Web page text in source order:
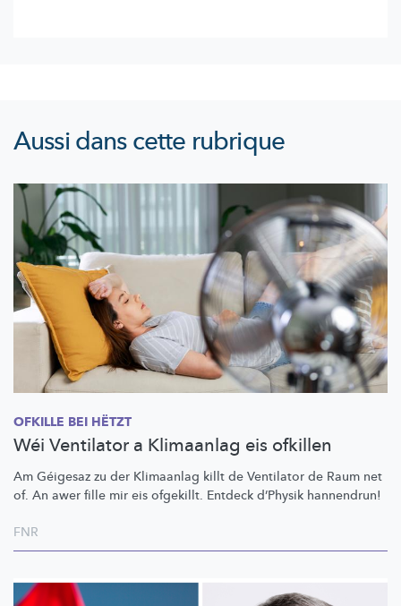
Aussi dans cette rubrique
OFKILLE BEI HËTZT
Wéi Ventilator a Klimaanlag eis ofkillen
Am Géigesaz zu der Klimaanlag killt de Ventilator de Raum net
of. An awer fille mir eis ofgekillt. Entdeck d’Physik hannendrun!
FNR